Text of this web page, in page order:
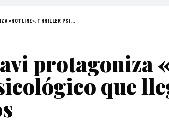
«HOTLINE», THRILLER PSI...
protagoniza
que